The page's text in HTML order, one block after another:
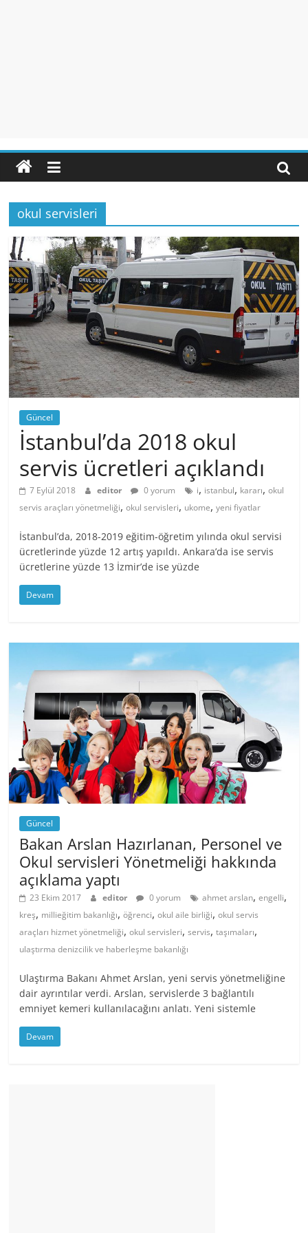
okul servisleri
Güncel
İstanbul’da 2018 okul
servis ücretleri açıklandı
7 Eylül 2018 editor 0 yorum i, istanbul, kararı,okul
servis araçları yönetmeliği,okul servisleri, ukome,yeni fiyatlar
İstanbul’da, 2018-2019 eğitim-öğretim yılında okul servisi
ücretlerinde yüzde 12 artış yapıldı. Ankara’da ise servis
ücretlerine yüzde 13 İzmir’de ise yüzde
Devam
Güncel
Bakan Arslan Hazırlanan, Personel ve
Okul servisleri Yönetmeliği hakkında
açıklama yaptı
23 Ekim 2017 editor 0 yorum ahmet arslan,engelli,
kreş, millieğitim bakanlığı,öğrenci,okul aile birliği,okul servis
araçları hizmet yönetmeliği,okul servisleri,servis,taşımaları,
ulaştırma denizcilik ve haberleşme bakanlığı
Ulaştırma Bakanı Ahmet Arslan, yeni servis yönetmeliğine
dair ayrıntılar verdi. Arslan, servislerde 3 bağlantılı
emniyet kemeri kullanılacağını anlatı. Yeni sistemle
Devam